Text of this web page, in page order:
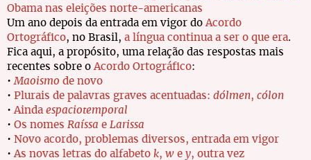
Obama nas eleições norte-americanas
Um ano depois da entrada em vigor doAcordo
Ortográfico, no Brasil, a língua continua a ser o que era.
Fica aqui, a propósito, uma relação das respostas mais
recentes sobre oAcordo Ortográfico:
•Maoismo de novo
• Plurais de palavras graves acentuadas: dólmen, cólon
•Ainda espaciotemporal
• Os nomes Raíssa e Larissa
• Novo acordo, problemas diversos, entrada em vigor
•As novas letras do alfabeto k, w e y, outra vez